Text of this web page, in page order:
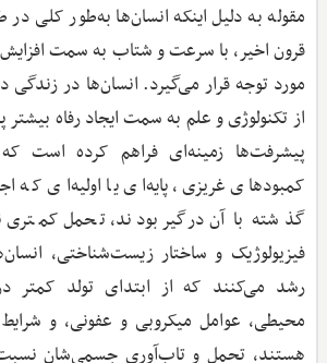
مقوله به دلیل اینکه انسان‌ها به‌طور کلی در
قرون اخیر، با ‌سرعت و شتاب به سمت افزایش
مورد توجه قرار می‌گیرد. انسان‌ها در زندگی
از تکنولوژی و علم به سمت ایجاد رفاه
پیشرفت‌ها زمینه‌ای فراهم کرده است
کمبودهای غریزی، پایه‌ای یا اولیه‌ای که
گذشته با آن درگیر بودند، تحمل
فیزیولوژیک و ساختار زیست‌شناختی،
رشد می‌کنند که از ابتدای تولد
محیطی، عوامل میکروبی و عفونی، و
هستند، تحمل و تاب‌آوری جسمی‌شان نسبت